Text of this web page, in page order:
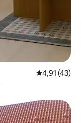
Průměrné
4,91 (43)